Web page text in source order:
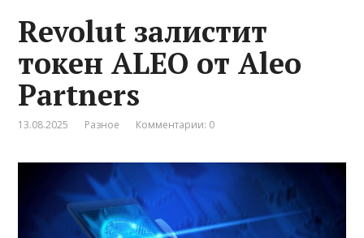
Revolut залистит
токен ALEO от Аleo
Partners
13.08.2025 Разное Комментарии: 0